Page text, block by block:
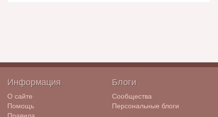
Информация
О сайте
Помощь
Правила
Блоги
Сообщества
Персональные блоги